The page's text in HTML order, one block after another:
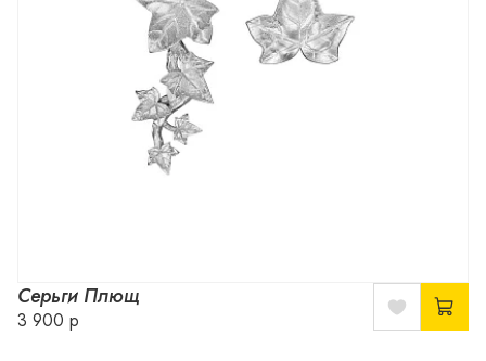
Серьги Плющ
3 900 р